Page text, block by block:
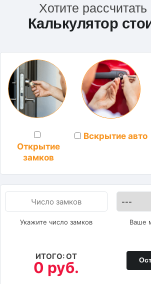
Хотите
Калькулятор
Открытие
замков
Вскрытие авто
Укажите число замков Ваше
ИТОГО: ОТ
0 руб.